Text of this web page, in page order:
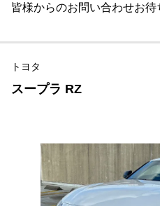
皆様からのお問い合わせお待
トヨタ
スープラ RZ